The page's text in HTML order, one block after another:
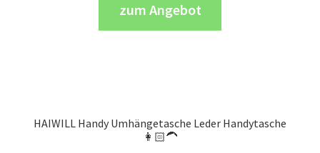
zum Angebot
HAIWILL Handy Umhängetasche Leder Handytasche
👩🏻‍🦱